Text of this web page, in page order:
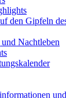
den Gipfeln
Nachtleben